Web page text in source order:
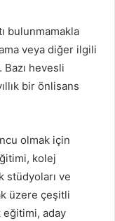
bulunmamakla
veya diğer ilgili
hevesli
bir önlisans
olmak için
kolej
stüdyoları ve
üzere çeşitli
aday